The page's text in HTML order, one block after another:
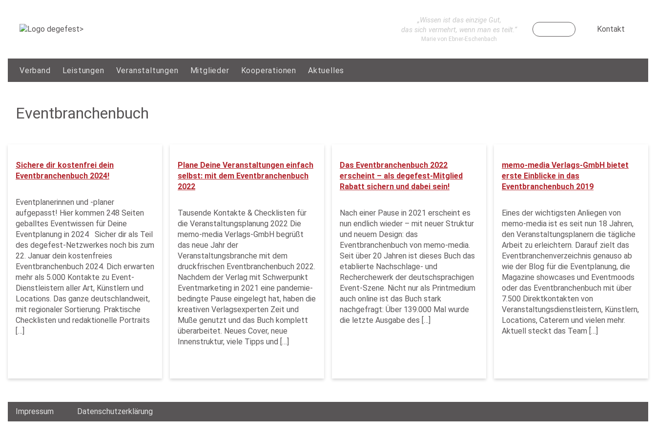
„Wissen ist das einzige Gut,
das sich vermehrt, wenn man es teilt.“
Marie von Ebner-Eschenbach
Kontakt
Verband Leistungen Veranstaltungen Mitglieder Kooperationen Aktuelles
Eventbranchenbuch
Sichere dir kostenfrei dein
Eventbranchenbuch 2024!
Eventplanerinnen und -planer
aufgepasst! Hier kommen 248 Seiten
geballtes Eventwissen für Deine
Eventplanung in 2024 Sicher dir als Teil
des degefest-Netzwerkes noch bis zum
22. Januar dein kostenfreies
Eventbranchenbuch 2024. Dich erwarten
mehr als 5.000 Kontakte zu Event-
Dienstleistern aller Art, Künstlern und
Locations. Das ganze deutschlandweit,
mit regionaler Sortierung. Praktische
Checklisten und redaktionelle Portraits
[…]
Plane Deine Veranstaltungen einfach
selbst: mit dem Eventbranchenbuch
2022
Tausende Kontakte & Checklisten für
die Veranstaltungsplanung 2022 Die
memo-media Verlags-GmbH begrüßt
das neue Jahr der
Veranstaltungsbranche mit dem
druckfrischen Eventbranchenbuch 2022.
Nachdem der Verlag mit Schwerpunkt
Eventmarketing in 2021 eine pandemie-
bedingte Pause eingelegt hat, haben die
kreativen Verlagsexperten Zeit und
Muße genutzt und das Buch komplett
überarbeitet. Neues Cover, neue
Innenstruktur, viele Tipps und […]
Das Eventbranchenbuch 2022
erscheint – als degefest-Mitglied
Rabatt sichern und dabei sein!
Nach einer Pause in 2021 erscheint es
nun endlich wieder – mit neuer Struktur
und neuem Design: das
Eventbranchenbuch von memo-media.
Seit über 20 Jahren ist dieses Buch das
etablierte Nachschlage- und
Recherchewerk der deutschsprachigen
Event-Szene. Nicht nur als Printmedium
auch online ist das Buch stark
nachgefragt: Über 139.000 Mal wurde
die letzte Ausgabe des […]
memo-media Verlags-GmbH bietet
erste Einblicke in das
Eventbranchenbuch 2019
Eines der wichtigsten Anliegen von
memo-media ist es seit nun 18 Jahren,
den Veranstaltungsplanern die tägliche
Arbeit zu erleichtern. Darauf zielt das
Eventbranchenverzeichnis genauso ab
wie der Blog für die Eventplanung, die
Magazine showcases und Eventmoods
oder das Eventbranchenbuch mit über
7.500 Direktkontakten von
Veranstaltungsdienstleistern, Künstlern,
Locations, Caterern und vielen mehr.
Aktuell steckt das Team […]
Impressum Datenschutzerklärung